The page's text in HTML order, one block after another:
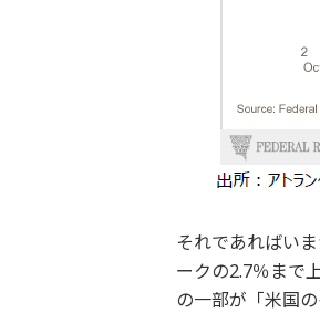
それであればい
ークの2.7％まで
の一部が「米国